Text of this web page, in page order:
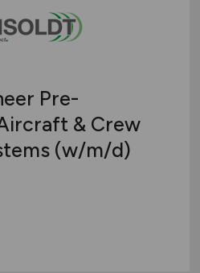
Pre-
& Crew
(w/m/d)